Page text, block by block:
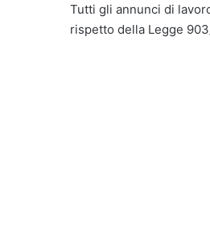
Tutti gli annunci di
rispetto della Legge